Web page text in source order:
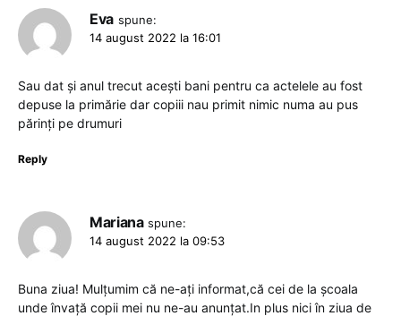
Eva spune:
14 august 2022 la 16:01
Sau dat și anul trecut acești bani pentru ca actelele au fost
depuse la primărie dar copiii nau primit nimic numa au pus
părinți pe drumuri
Reply
Mariana spune:
14 august 2022 la 09:53
Buna ziua! Mulțumim că ne-ați informat,că cei de la școala
unde învață copii mei nu ne-au anunțat.In plus nici în ziua de